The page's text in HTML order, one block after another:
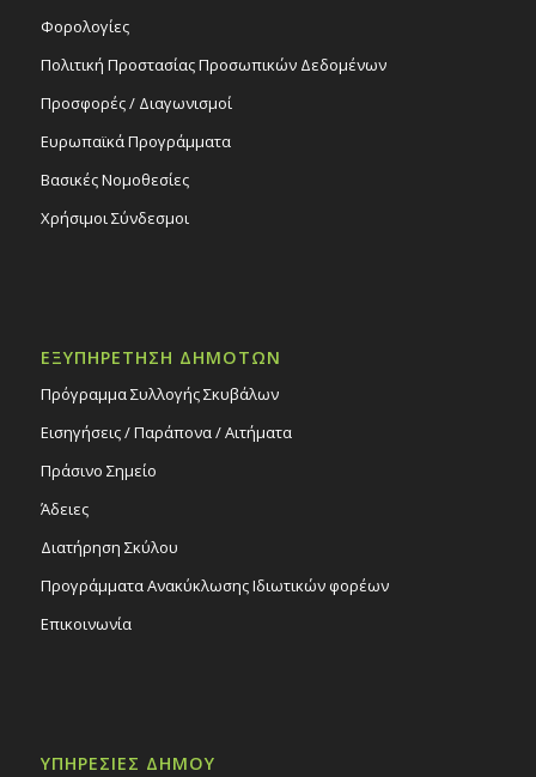
Φορολογίες
Πολιτική Προστασίας Προσωπικών Δεδομένων
Προσφορές / Διαγωνισμοί
Ευρωπαϊκά Προγράμματα
Βασικές Νομοθεσίες
Χρήσιμοι Σύνδεσμοι
ΕΞΥΠΗΡΕΤΗΣΗ ΔΗΜΟΤΩΝ
Πρόγραμμα Συλλογής Σκυβάλων
Εισηγήσεις / Παράπονα / Αιτήματα
Πράσινο Σημείο
Άδειες
Διατήρηση Σκύλου
Προγράμματα Ανακύκλωσης Ιδιωτικών φορέων
Επικοινωνία
ΥΠΗΡΕΣΙΕΣ ΔΗΜΟΥ